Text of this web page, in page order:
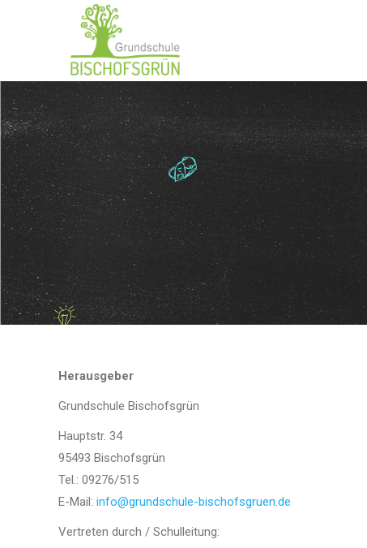
Herausgeber
Grundschule Bischofsgrün
Hauptstr. 34
95493 Bischofsgrün
Tel.: 09276/515
E-Mail: info@grundschule-bischofsgruen.de
Vertreten durch / Schulleitung: